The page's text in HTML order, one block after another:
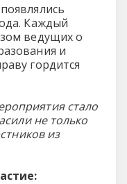
Каждый
ведущих о
и
гордится
стало
не только
из